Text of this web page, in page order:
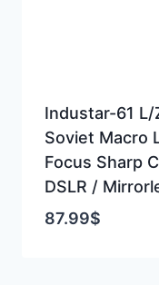
Industar-61
Soviet Macro
Focus Sharp
DSLR /
87.99$